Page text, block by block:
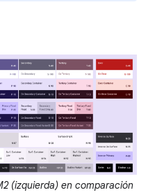
(izquierda) en comparación